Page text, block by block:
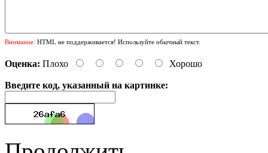
Внимание: HTML не поддерживается! Используйте обычный текст.
Оценка: Плохо Хорошо
Введите код, указанный на картинке: